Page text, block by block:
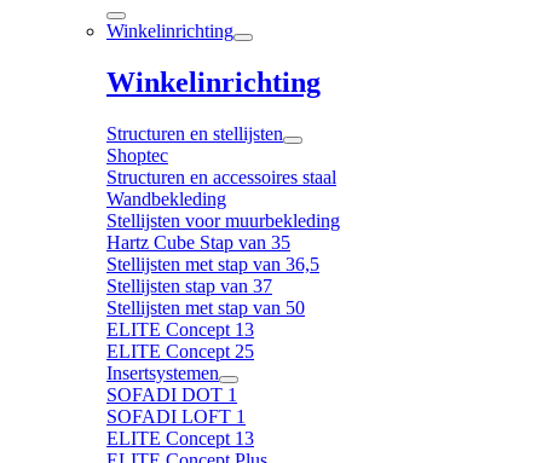
Winkelinrichting
Winkelinrichting
Structuren en stellijsten
Shoptec
Structuren en accessoires staal
Wandbekleding
Stellijsten voor muurbekleding
Hartz Cube Stap van 35
Stellijsten met stap van 36,5
Stellijsten stap van 37
Stellijsten met stap van 50
ELITE Concept 13
ELITE Concept 25
Insertsystemen
SOFADI DOT 1
SOFADI LOFT 1
ELITE Concept 13